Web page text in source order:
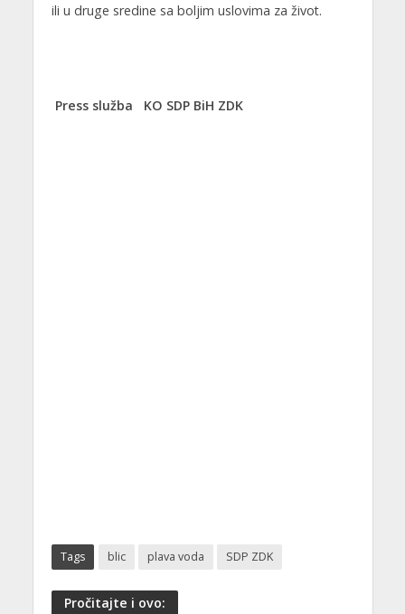
ili u druge sredine sa boljim uslovima za život.
Press služba KO SDP BiH ZDK
Tags blic plava voda SDP ZDK
Pročitajte i ovo: